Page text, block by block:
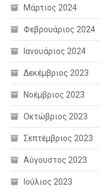
Μάρτιος 2024
Φεβρουάριος 2024
Ιανουάριος 2024
Δεκέμβριος 2023
Νοέμβριος 2023
Οκτώβριος 2023
Σεπτέμβριος 2023
Αύγουστος 2023
Ιούλιος 2023